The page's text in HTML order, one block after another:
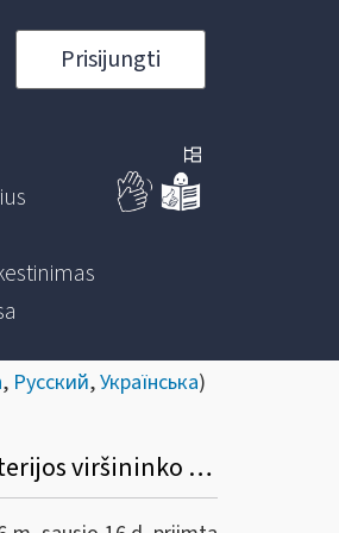
Prisijungti
, Русский,Українська)
Informacinis pranešimas dėl Valstybinės mokesčių inspekcijos prie Lietuvos Respublikos finansų ministerijos viršininko 2020 m. rugpjūčio 11 d. įsakymo Nr. VA-61 „Dėl finansų rinkos dalyvio duomenų teikimo apie atidarytas ir uždarytas visų rūšių sąskaitas, seifo kamerų nuomą, asmenų atstovus ir naudos gavėjus taisyklių patvirtinimo“ pakeitimo